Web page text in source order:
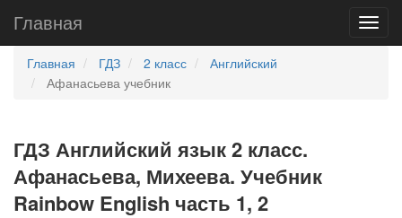
Главная
Главная ГДЗ 2 класс
Английский
Афанасьева учебник
ГДЗ Английский язык 2 класс.
Афанасьева, Михеева. Учебник
Rainbow English часть 1, 2